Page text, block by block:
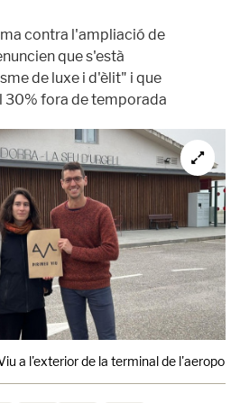
contra l'ampliació de
que s'està
de luxe i d'èlit" i que
30% fora de temporada
a l'exterior de la terminal de l'aeroport